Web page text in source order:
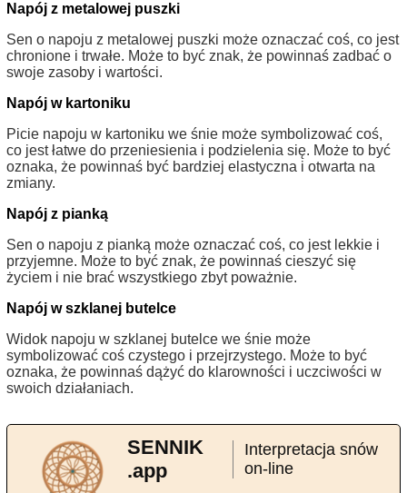
Napój z metalowej puszki
Sen o napoju z metalowej puszki może oznaczać coś, co jest
chronione i trwałe. Może to być znak, że powinnaś zadbać o
swoje zasoby i wartości.
Napój w kartoniku
Picie napoju w kartoniku we śnie może symbolizować coś,
co jest łatwe do przeniesienia i podzielenia się. Może to być
oznaka, że powinnaś być bardziej elastyczna i otwarta na
zmiany.
Napój z pianką
Sen o napoju z pianką może oznaczać coś, co jest lekkie i
przyjemne. Może to być znak, że powinnaś cieszyć się
życiem i nie brać wszystkiego zbyt poważnie.
Napój w szklanej butelce
Widok napoju w szklanej butelce we śnie może
symbolizować coś czystego i przejrzystego. Może to być
oznaka, że powinnaś dążyć do klarowności i uczciwości w
swoich działaniach.
SENNIK
.app
Interpretacja snów
on-line